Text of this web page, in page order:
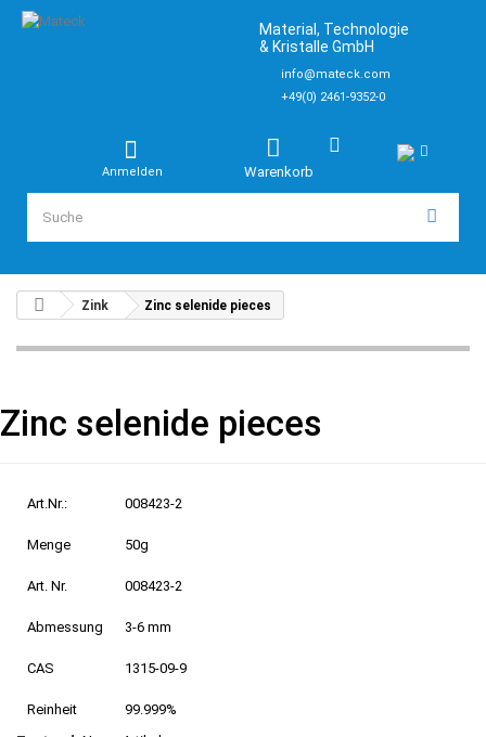
Material, Technologie
& Kristalle GmbH
info@mateck.com
+49(0) 2461-9352-0
Warenkorb
Anmelden
Zink Zinc selenide pieces
Zinc selenide pieces
Art.Nr.: 008423-2
Menge 50g
Art. Nr. 008423-2
Abmessung 3-6 mm
CAS 1315-09-9
Reinheit
99.999%